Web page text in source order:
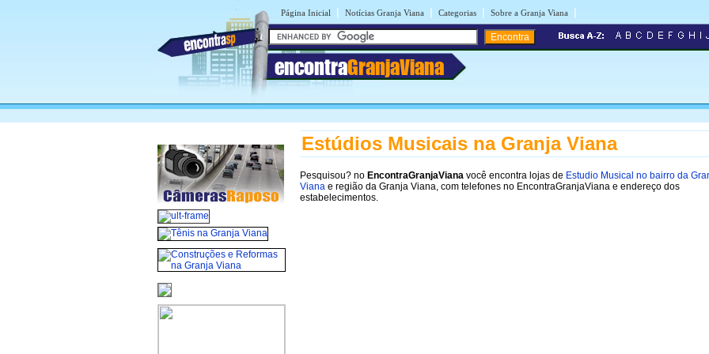
Página Inicial | Notícias Granja Viana | Categorias | Sobre a Granja Viana |
encontraGranjaViana
Estúdios Musicais na Granja Viana
Pesquisou? no EncontraGranjaViana você encontra lojas de Estudio Musical no bairro da
Viana e região da Granja Viana, com telefones no EncontraGranjaViana e endereço dos
estabelecimentos.